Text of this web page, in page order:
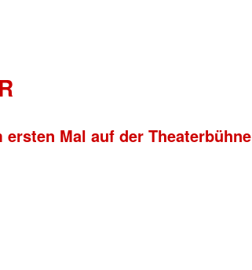
Mal auf der Theaterbühne